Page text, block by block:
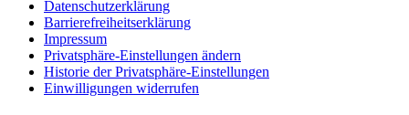
Datenschutz­erklärung
Barrierefreiheitserklärung
Impressum
Privatsphäre-Einstellungen ändern
Historie der Privatsphäre-Einstellungen
Einwilligungen widerrufen